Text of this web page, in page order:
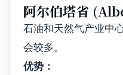
阿尔伯塔省
石油和天然气产业中
会较多。
优势：